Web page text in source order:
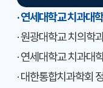
· 연세대학교 치과대
· 원광대학교 치의학
· 연세대학교 치과대
· 대한통합치과학회